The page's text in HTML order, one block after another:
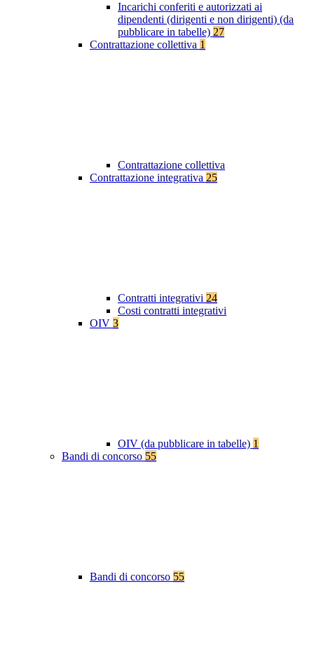
Incarichi conferiti e autorizzati ai
dipendenti (dirigenti e non dirigenti) (da
pubblicare in tabelle) 27
Contrattazione collettiva 1
Contrattazione collettiva
Contrattazione integrativa 25
Contratti integrativi 24
Costi contratti integrativi
OIV 3
OIV (da pubblicare in tabelle) 1
Bandi di concorso 55
Bandi di concorso 55